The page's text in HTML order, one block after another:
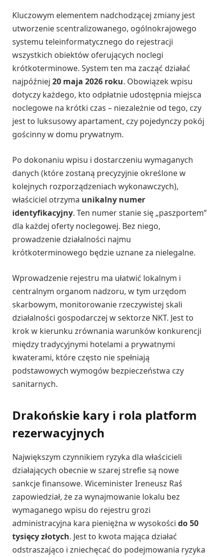
Kluczowym elementem nadchodzącej zmiany jest
utworzenie scentralizowanego, ogólnokrajowego
systemu teleinformatycznego do rejestracji
wszystkich obiektów oferujących noclegi
krótkoterminowe. System ten ma zacząć działać
najpóźniej 20 maja 2026 roku. Obowiązek wpisu
dotyczy każdego, kto odpłatnie udostępnia miejsca
noclegowe na krótki czas – niezależnie od tego, czy
jest to luksusowy apartament, czy pojedynczy pokój
gościnny w domu prywatnym.
Po dokonaniu wpisu i dostarczeniu wymaganych
danych (które zostaną precyzyjnie określone w
kolejnych rozporządzeniach wykonawczych),
właściciel otrzyma unikalny numer
identyfikacyjny. Ten numer stanie się „paszportem”
dla każdej oferty noclegowej. Bez niego,
prowadzenie działalności najmu
krótkoterminowego będzie uznane za nielegalne.
Wprowadzenie rejestru ma ułatwić lokalnym i
centralnym organom nadzoru, w tym urzędom
skarbowym, monitorowanie rzeczywistej skali
działalności gospodarczej w sektorze NKT. Jest to
krok w kierunku zrównania warunków konkurencji
między tradycyjnymi hotelami a prywatnymi
kwaterami, które często nie spełniają
podstawowych wymogów bezpieczeństwa czy
sanitarnych.
Drakońskie kary i rola platform
rezerwacyjnych
Największym czynnikiem ryzyka dla właścicieli
działających obecnie w szarej strefie są nowe
sankcje finansowe. Wiceminister Ireneusz Raś
zapowiedział, że za wynajmowanie lokalu bez
wymaganego wpisu do rejestru grozi
administracyjna kara pieniężna w wysokości do 50
tysięcy złotych. Jest to kwota mająca działać
odstraszająco i zniechęcać do podejmowania ryzyka